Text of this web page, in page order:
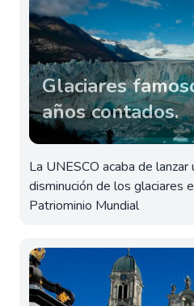
Glaciares
años contados.
La UNESCO acaba de
disminución de los glaciares
Patriominio Mundial